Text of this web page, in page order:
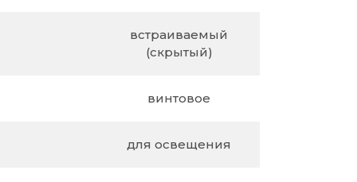
встраиваемый
(скрытый)
винтовое
для освещения